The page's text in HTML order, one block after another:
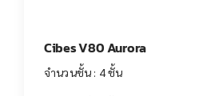
Cibes V80 Aurora
จำนวนชั้น : 4 ชั้น